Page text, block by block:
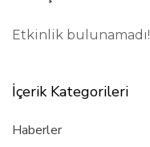
Etkinlik bulunamadı!
İçerik Kategorileri
Haberler